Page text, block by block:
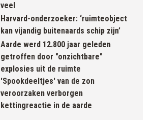
veel
Harvard-onderzoeker: ‘ruimteobject
kan vijandig buitenaards schip zijn’
Aarde werd 12.800 jaar geleden
getroffen door "onzichtbare"
explosies uit de ruimte
'Spookdeeltjes' van de zon
veroorzaken verborgen
kettingreactie in de aarde